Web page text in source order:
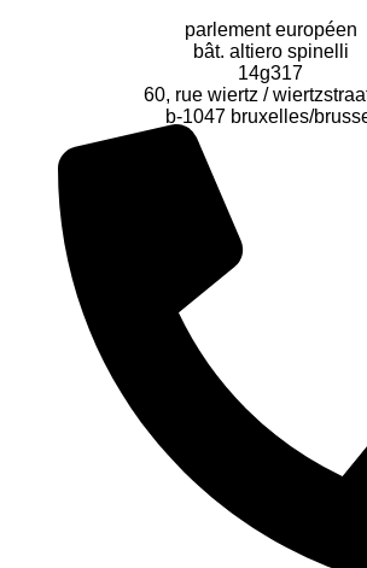
parlement européen
bât. altiero spinelli
14g317
60, rue wiertz /
b-1047 bruxelles/